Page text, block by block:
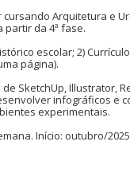
cursando Arquitetura e
da 4ª fase.
escolar; 2)
página).
SketchUp, Illustrator,
infográficos e
experimentais.
Início: outubro/